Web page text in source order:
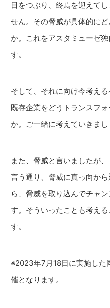
目をつぶり、終焉を迎えて
せん。その脅威が具体的に
か。これをアスタミューゼ
す。
そして、それに向け今考え
既存企業をどうトランスフ
か。ご一緒に考えていきまし
また、脅威と言いましたが
言う通り、脅威に真っ向か
ら、脅威を取り込んでチャ
す。そういったことも考え
す。
※2023年7月18日に実施した
催となります。